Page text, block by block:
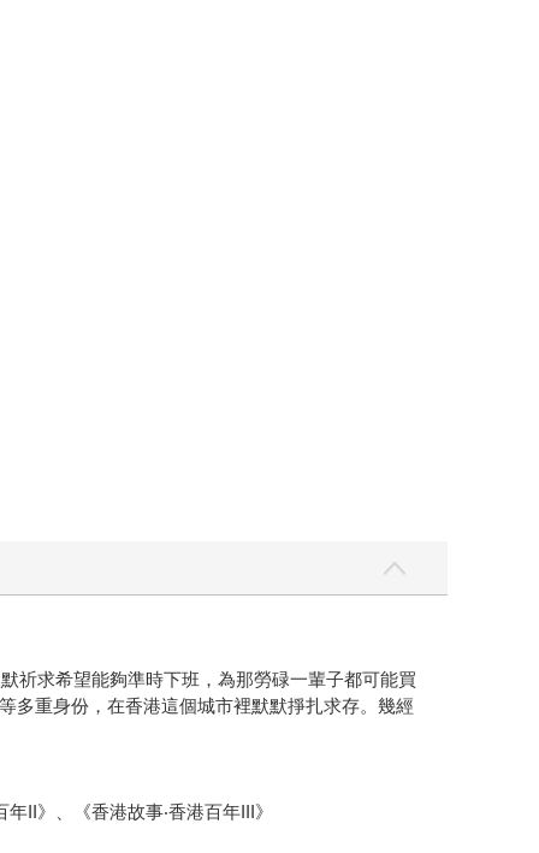
祈求希望能夠準時下班，為那勞碌一輩子都可能買
多重身份，在香港這個城市裡默默掙扎求存。幾經
II》、《香港故事‧香港百年III》